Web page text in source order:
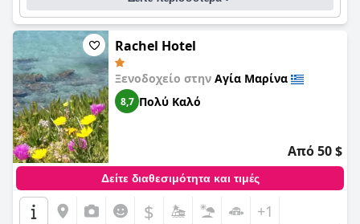
επισκέπτες να το περιγράφουν ως εξαιρετικά ευγενικό, φιλικό
και εξυπηρετικό. Η ιδιωτική πισίνα και η παραλία είναι
άψογα συντηρημένες και προσφέρουν καταπληκτικές
ξαπλώστρες και ομπρέλες. Ωστόσο, η καθαριότητα είναι
ανάμεικτη με ορισμένους επισκέπτες να την περιγράφουν ως
κακή σε ορισμένα δωμάτια ή μπάνια. Συνολικά, τοApollo
Resortαξίζει σίγουρα να το σκεφτείτε για μια μελλοντική
διαμονή.
Rachel Hotel
Ξενοδοχείο στην Αγία Μαρίνα
8,7 Πολύ Καλό
Από 50 $
Δείτε διαθεσιμότητα και τιμές
$ +1